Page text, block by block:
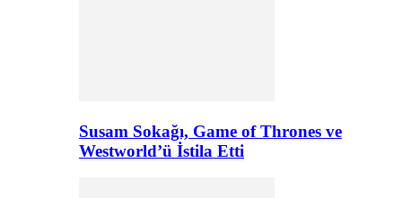
Susam Sokağı, Game of Thrones ve
Westworld’ü İstila Etti